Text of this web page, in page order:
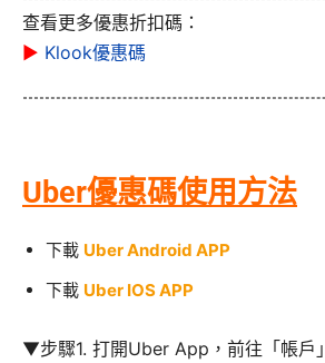
查看更多優惠折扣碼：
▶ Klook優惠碼
Uber優惠碼使用方法
下載 Uber Android APP
下載 Uber IOS APP
▼步驟1. 打開Uber App，前往「帳戶